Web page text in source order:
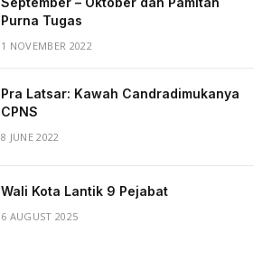
Purna Tugas
1 NOVEMBER 2022
Pra Latsar: Kawah Candradimukanya
CPNS
8 JUNE 2022
Wali Kota Lantik 9 Pejabat
6 AUGUST 2025